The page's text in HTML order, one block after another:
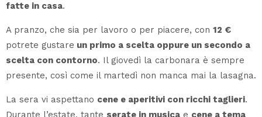
fatte in casa.
A pranzo, che sia per lavoro o per piacere, con 12 €
potrete gustare un primo a scelta oppure un secondo a
scelta con contorno. Il giovedì la carbonara è sempre
presente, così come il martedì non manca mai la lasagna.
La sera vi aspettano cene e aperitivi con ricchi taglieri.
Durante l’estate, tante serate in musica e cene a tema